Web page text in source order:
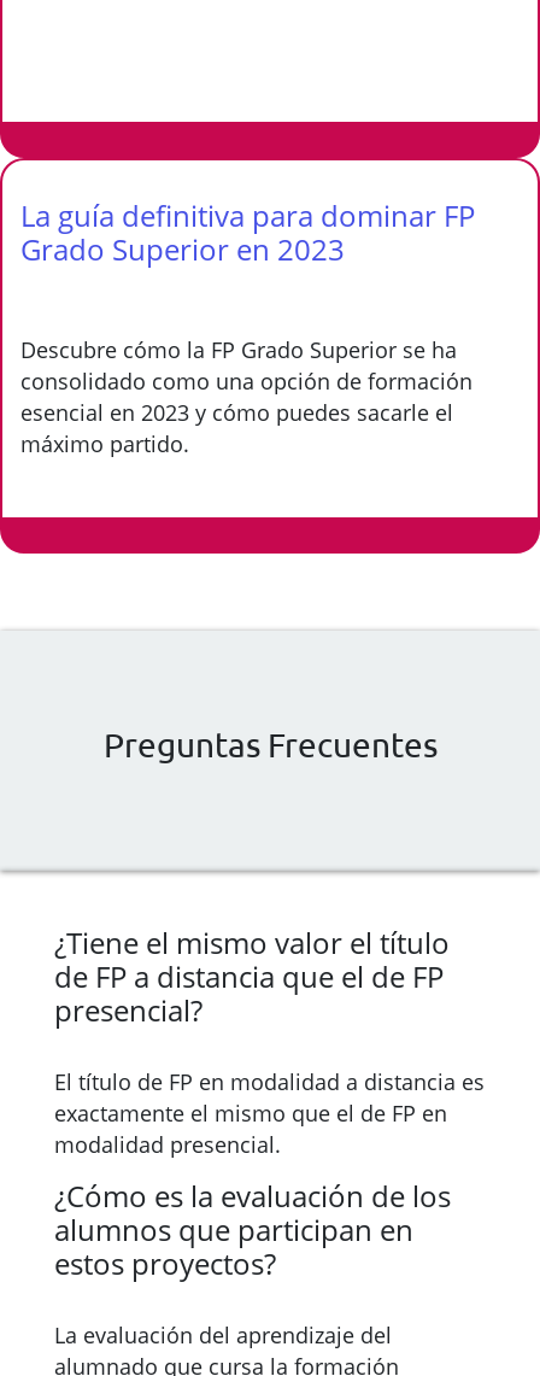
La guía definitiva para dominar FP
Grado Superior en 2023
Descubre cómo la FP Grado Superior se ha
consolidado como una opción de formación
esencial en 2023 y cómo puedes sacarle el
máximo partido.
Preguntas Frecuentes
¿Tiene el mismo valor el título
de FP a distancia que el de FP
presencial?
El título de FP en modalidad a distancia es
exactamente el mismo que el de FP en
modalidad presencial.
¿Cómo es la evaluación de los
alumnos que participan en
estos proyectos?
La evaluación del aprendizaje del
alumnado que cursa la formación